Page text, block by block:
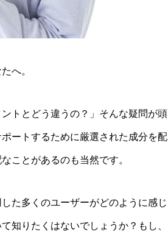
へ。
トとどう違うの？」そんな疑問が頭
ートするために厳選された成分を配
ことがあるのも当然です。
た多くのユーザーがどのように感じ
知りたくはないでしょうか？もし、